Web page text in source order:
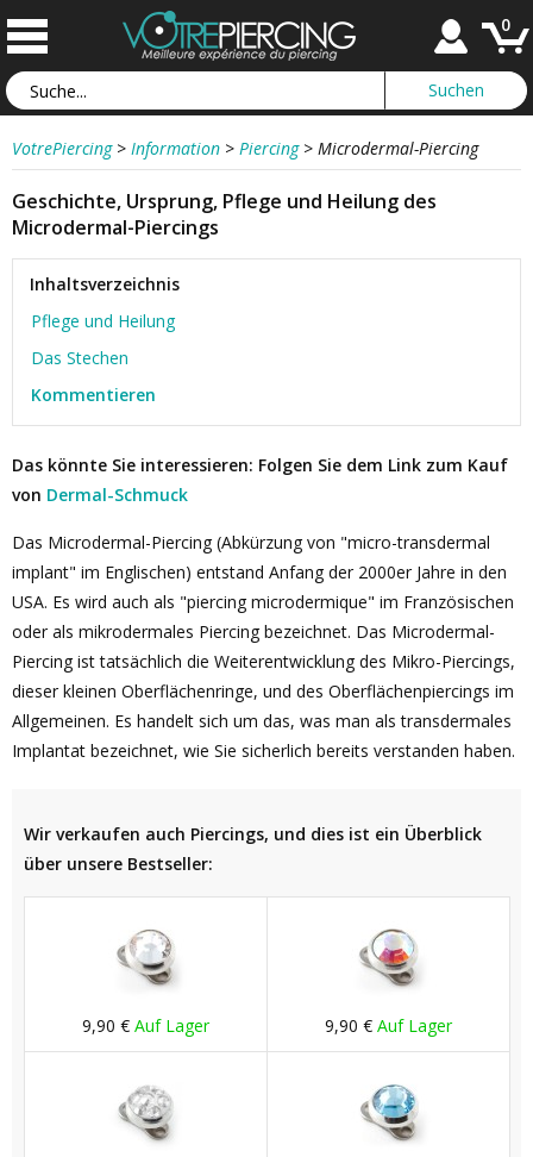
0
VotrePiercing > Information > Piercing > Microdermal-Piercing
Geschichte, Ursprung, Pflege und Heilung des
Microdermal-Piercings
Inhaltsverzeichnis
Pflege und Heilung
Das Stechen
Kommentieren
Das könnte Sie interessieren: Folgen Sie dem Link zum Kauf
von Dermal-Schmuck
Das Microdermal-Piercing (Abkürzung von "micro-transdermal
implant" im Englischen) entstand Anfang der 2000er Jahre in den
USA. Es wird auch als "piercing microdermique" im Französischen
oder als mikrodermales Piercing bezeichnet. Das Microdermal-
Piercing ist tatsächlich die Weiterentwicklung des Mikro-Piercings,
dieser kleinen Oberflächenringe, und des Oberflächenpiercings im
Allgemeinen. Es handelt sich um das, was man als transdermales
Implantat bezeichnet, wie Sie sicherlich bereits verstanden haben.
Wir verkaufen auch Piercings, und dies ist ein Überblick
über unsere Bestseller:
9,90 € Auf Lager 9,90 € Auf Lager